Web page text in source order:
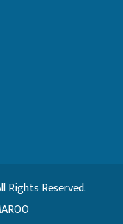
Rights Reserved.